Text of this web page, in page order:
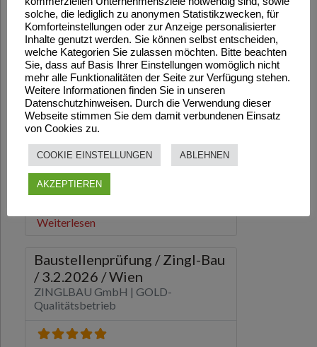
solche, die lediglich zu anonymen Statistikzwecken, für
Komforteinstellungen oder zur Anzeige personalisierter
Inhalte genutzt werden. Sie können selbst entscheiden,
welche Kategorien Sie zulassen möchten. Bitte beachten
Sie, dass auf Basis Ihrer Einstellungen womöglich nicht
mehr alle Funktionalitäten der Seite zur Verfügung stehen.
Weitere Informationen finden Sie in unseren
Datenschutzhinweisen. Durch die Verwendung dieser
Webseite stimmen Sie dem damit verbundenen Einsatz
von Cookies zu.
COOKIE EINSTELLUNGEN ABLEHNEN
AKZEPTIEREN